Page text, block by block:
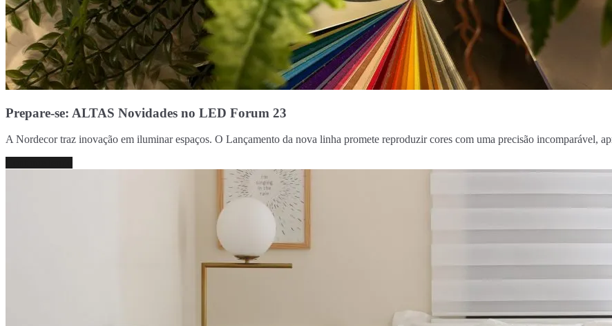
Prepare-se: ALTAS Novidades no LED Forum 23
A Nordecor traz inovação em iluminar espaços. O Lançamento da nova linha promete reproduzir cores com uma precisão incomparável,